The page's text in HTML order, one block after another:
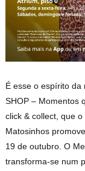
É esse o espírito da
SHOP – Momentos
click & collect, que
Matosinhos
19 de outubro. O
transforma-se num